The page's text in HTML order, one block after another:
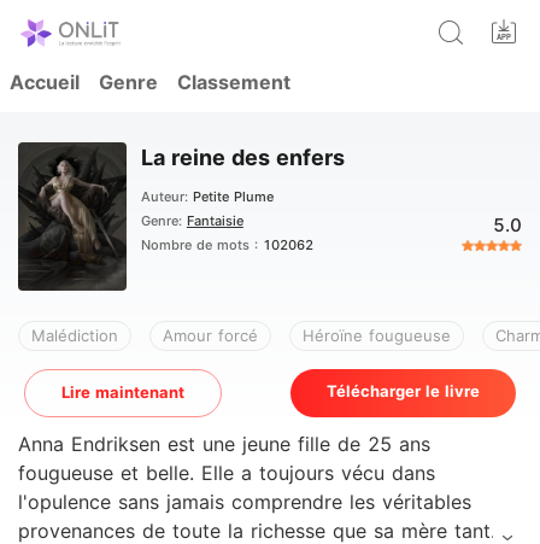
Accueil Genre Classement
La reine des enfers
Auteur: Petite Plume
Genre: Fantaisie
Nombre de mots : 102062
5.0
Malédiction Amour forcé Héroïne fougueuse
Lire maintenant Télécharger le livre
Anna Endriksen est une jeune fille de 25 ans
fougueuse et belle. Elle a toujours vécu dans
l'opulence sans jamais comprendre les véritables
provenances de toute la richesse que sa mère tant